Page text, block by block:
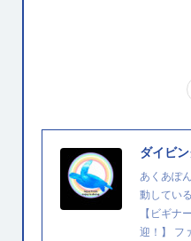
ダイビ
あくあぽ
動してい
【ビギナ
迎！】 フ